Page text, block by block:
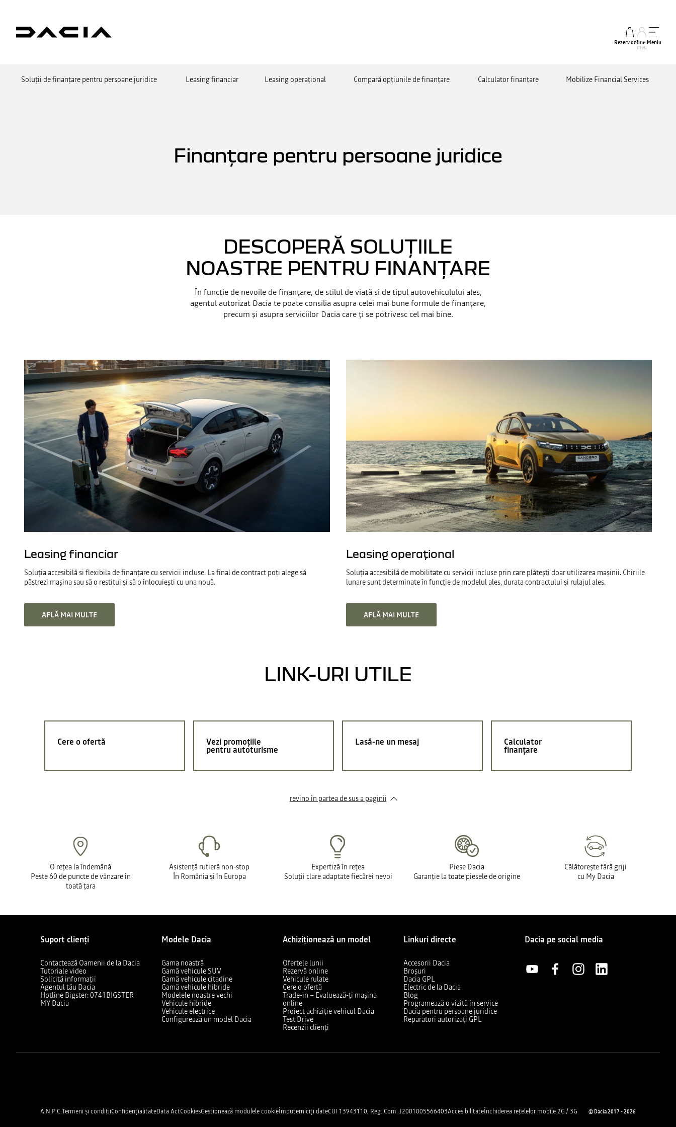
Rezerv online
Contul
meu
Meniu
Soluții de finanțare pentru persoane juridice Leasing financiar Leasing operațional Compară opțiunile de finanțare Calculator finanțare Mobilize Financial Services
Finanțare pentru persoane juridice
DESCOPERĂ SOLUȚIILE
NOASTRE PENTRU FINANȚARE
În funcţie de nevoile de finanţare, de stilul de viaţă şi de tipul autovehiculului ales,
agentul autorizat Dacia te poate consilia asupra celei mai bune formule de finanţare,
precum şi asupra serviciilor Dacia care ţi se potrivesc cel mai bine.
Leasing financiar
Soluția accesibilă si flexibila de finanțare cu servicii incluse. La final de contract poți alege să
păstrezi mașina sau să o restitui și să o înlocuiești cu una nouă.
AFLĂ MAI MULTE
Leasing operațional
Soluția accesibilă de mobilitate cu servicii incluse prin care plătești doar utilizarea mașinii. Chiriile
lunare sunt determinate în funcție de modelul ales, durata contractului și rulajul ales.
AFLĂ MAI MULTE
LINK-URI UTILE
Cere o ofertă Vezi promoțiile
pentru autoturisme
Lasă-ne un mesaj Calculator
finanțare
revino în partea de sus a paginii
O rețea la îndemână
Peste 60 de puncte de vânzare în
toată țara
Asistență rutieră non-stop
În România și în Europa
Expertiză în rețea
Soluții clare adaptate fiecărei nevoi
Piese Dacia
Garanție la toate piesele de origine
Călătorește fără griji
cu My Dacia
Suport clienți
Contactează Oamenii de la Dacia
Tutoriale video
Solicită informații
Agentul tău Dacia
Hotline Bigster: 0741BIGSTER
MY Dacia
Modele Dacia
Gama noastră
Gamă vehicule SUV
Gamă vehicule citadine
Gamă vehicule hibride
Modelele noastre vechi
Vehicule hibride
Vehicule electrice
Configurează un model Dacia
Achiziționează un model
Ofertele lunii
Rezervă online
Vehicule rulate
Cere o ofertă
Trade-in – Evaluează-ți mașina
online
Proiect achiziție vehicul Dacia
Test Drive
Recenzii clienți
Linkuri directe
Accesorii Dacia
Broșuri
Dacia GPL
Electric de la Dacia
Blog
Programează o vizită în service
Dacia pentru persoane juridice
Reparatori autorizați GPL
Dacia pe social media
A.N.P.C.Termeni și condițiiConfidențialitateData ActCookiesGestionează modulele cookieÎmputerniciți dateCUI 13943110, Reg. Com. J2001005566403AccesibilitateÎnchiderea rețelelor mobile 2G / 3G © Dacia 2017 - 2026